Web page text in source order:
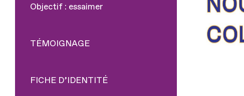
Objectif : essaimer
TÉMOIGNAGE
FICHE D’IDENTITÉ